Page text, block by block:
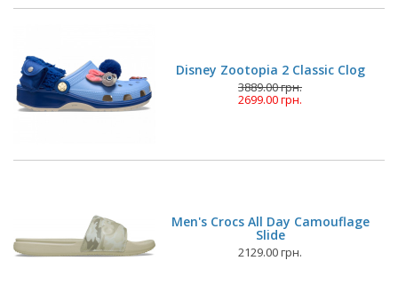
Disney Zootopia 2 Classic Clog
3889.00 грн.
2699.00 грн.
Men's Crocs All Day Camouflage
Slide
2129.00 грн.